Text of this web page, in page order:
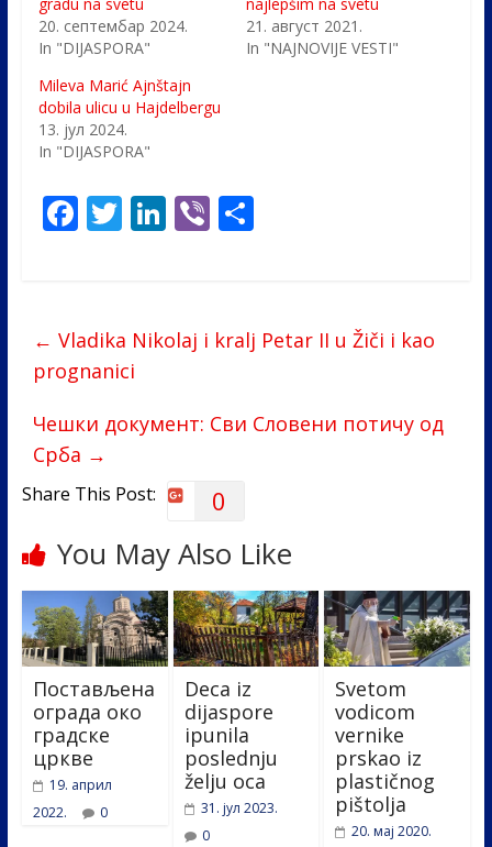
20. септембар 2024.
In "DIJASPORA"
21. август 2021.
In "NAJNOVIJE VESTI"
Mileva Marić Ajnštajn
dobila ulicu u Hajdelbergu
13. јул 2024.
In "DIJASPORA"
F
ac
o
o
k
T
w
Li
n
dI
Vi
b
S
← Vladika Nikolaj i kralj Petar II u Žiči i kao
prognanici
Чешки документ: Сви Словени потичу од
Срба →
Share This Post: 0
You May Also Like
Постављена
ограда око
градске
цркве
19. април
2022.
0
Deca iz
dijaspore
ipunila
poslednju
želju oca
31. јул 2023.
0
Svetom
vodicom
vernike
prskao iz
plastičnog
pištolja
20. мај 2020.